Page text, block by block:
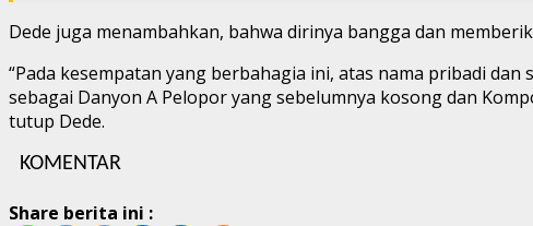
Dede juga menambahkan, bahwa dirinya bangga dan
“Pada kesempatan yang berbahagia ini, atas nama pribadi
sebagai Danyon A Pelopor yang sebelumnya kosong dan
tutup Dede.
KOMENTAR
Share berita ini :